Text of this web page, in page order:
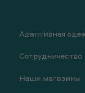
Адаптивная
Сотрудничество
Наши магазины